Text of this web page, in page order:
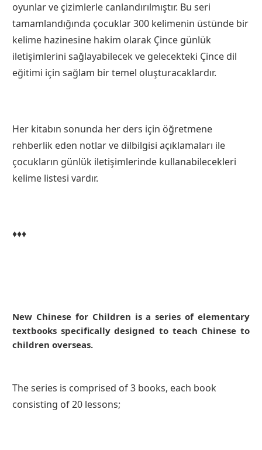
oyunlar ve çizimlerle canlandırılmıştır. Bu seri
tamamlandığında çocuklar 300 kelimenin üstünde bir
kelime hazinesine hakim olarak Çince günlük
iletişimlerini sağlayabilecek ve gelecekteki Çince dil
eğitimi için sağlam bir temel oluşturacaklardır.
Her kitabın sonunda her ders için öğretmene
rehberlik eden notlar ve dilbilgisi açıklamaları ile
çocukların günlük iletişimlerinde kullanabilecekleri
kelime listesi vardır.
♦♦♦
New Chinese for Children is a series of elementary
textbooks specifically designed to teach Chinese to
children overseas.
The series is comprised of 3 books, each book
consisting of 20 lessons;